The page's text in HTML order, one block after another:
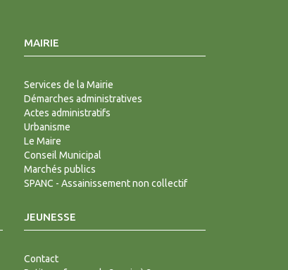
MAIRIE
Services de la Mairie
Démarches administratives
Actes administratifs
Urbanisme
Le Maire
Conseil Municipal
Marchés publics
SPANC - Assainissement non collectif
JEUNESSE
Contact